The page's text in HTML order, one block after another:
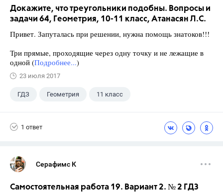
Докажите, что треугольники подобны. Вопросы и
задачи 64, Геометрия, 10-11 класс, Атанасян Л.С.
Привет. Запуталась при решении, нужна помощь знатоков!!!
Три прямые, проходящие через одну точку и не лежащие в
одной (Подробнее...)
23 июля 2017
ГДЗ Геометрия 11 класс
1 ответ
Серафимс К
Самостоятельная работа 19. Вариант 2. № 2 ГДЗ